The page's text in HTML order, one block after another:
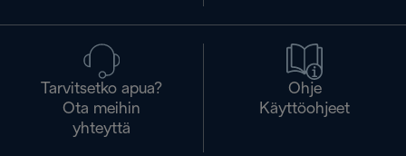
Tarvitsetko apua?
Ota meihin
yhteyttä
Ohje
Käyttöohjeet